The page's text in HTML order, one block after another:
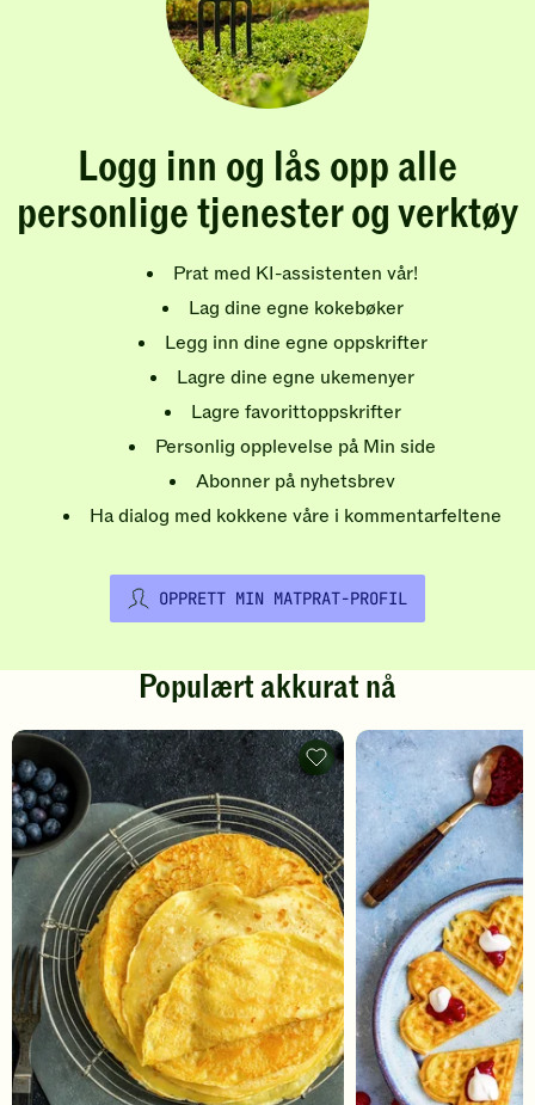
Logg inn og lås opp alle
personlige tjenester og verktøy
Prat med KI-assistenten vår!
Lag dine egne kokebøker
Legg inn dine egne oppskrifter
Lagre dine egne ukemenyer
Lagre favorittoppskrifter
Personlig opplevelse på Min side
Abonner på nyhetsbrev
Ha dialog med kokkene våre i kommentarfeltene
OPPRETT MIN MATPRAT-PROFIL
Populært akkurat nå
Pannekaker
-
legg
til
favoritter